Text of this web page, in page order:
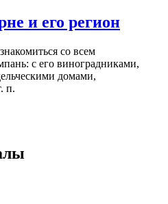
и его регион
со всем
с его виноградниками,
домами,
п.